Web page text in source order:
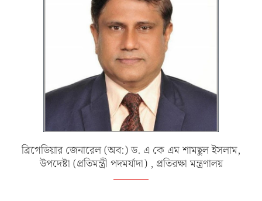
ব্রিগেডিয়ার জেনারেল (অব:) ড. এ কে এম শামছুল ইসলাম,
উপদেষ্টা (প্রতিমন্ত্রী পদমর্যাদা) , প্রতিরক্ষা মন্ত্রণালয়